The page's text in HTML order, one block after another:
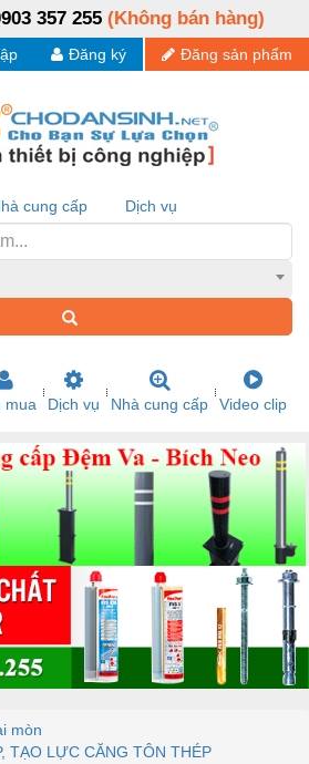
357 255 (Không bán hàng)
Đăng sản phẩm
Đăng ký
cung cấp Dịch vụ
mua Dịch vụ Nhà cung cấp Video clip
mòn
TẠO LỰC CĂNG TÔN THÉP